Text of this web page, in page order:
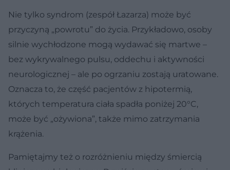
Nie tylko syndrom (zespół Łazarza) może być
przyczyną „powrotu” do życia. Przykładowo, osoby
silnie wychłodzone mogą wydawać się martwe –
bez wykrywalnego pulsu, oddechu i aktywności
neurologicznej – ale po ogrzaniu zostają uratowane.
Oznacza to, że część pacjentów z hipotermią,
których temperatura ciała spadła poniżej 20°C,
może być „ożywiona”, także mimo zatrzymania
krążenia.
Pamiętajmy też o rozróżnieniu między śmiercią